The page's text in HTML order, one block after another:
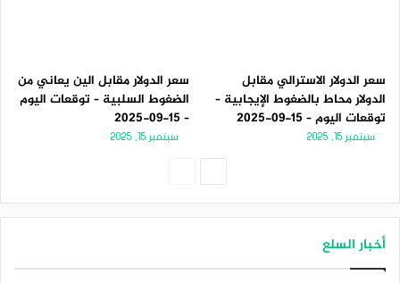
سعر الدولار الاسترالي مقابل
الدولار محاط بالضغوط الإيجابية –
توقعات اليوم – 15-09-2025
سبتمبر 15, 2025
سعر الدولار مقابل الين يعاني من
الضغوط السلبية – توقعات اليوم
– 15-09-2025
سبتمبر 15, 2025
أخبار السلع